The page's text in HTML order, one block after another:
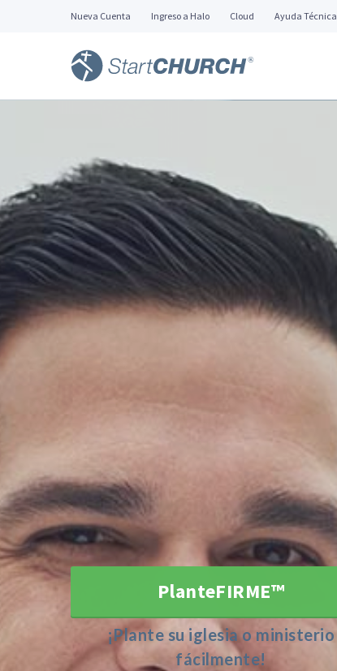
Nueva Cuenta Ingreso a Halo Cloud Ayuda Técnica
PlanteFIRME™
¡Plante su iglesia o ministerio
fácilmente!